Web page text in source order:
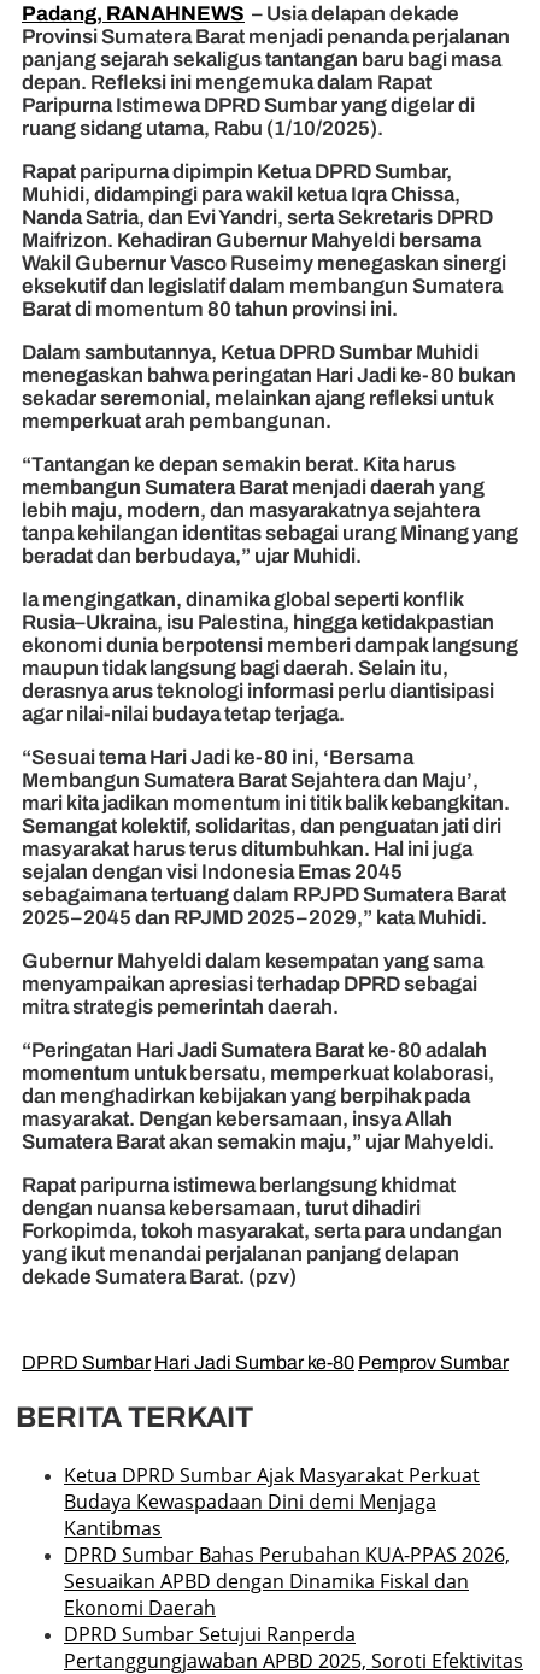
Padang, RANAHNEWS – Usia delapan dekade
Provinsi Sumatera Barat menjadi penanda perjalanan
panjang sejarah sekaligus tantangan baru bagi masa
depan. Refleksi ini mengemuka dalam Rapat
Paripurna Istimewa DPRD Sumbar yang digelar di
ruang sidang utama, Rabu (1/10/2025).
Rapat paripurna dipimpin Ketua DPRD Sumbar,
Muhidi, didampingi para wakil ketua Iqra Chissa,
Nanda Satria, dan Evi Yandri, serta Sekretaris DPRD
Maifrizon. Kehadiran Gubernur Mahyeldi bersama
Wakil Gubernur Vasco Ruseimy menegaskan sinergi
eksekutif dan legislatif dalam membangun Sumatera
Barat di momentum 80 tahun provinsi ini.
Dalam sambutannya, Ketua DPRD Sumbar Muhidi
menegaskan bahwa peringatan Hari Jadi ke-80 bukan
sekadar seremonial, melainkan ajang refleksi untuk
memperkuat arah pembangunan.
“Tantangan ke depan semakin berat. Kita harus
membangun Sumatera Barat menjadi daerah yang
lebih maju, modern, dan masyarakatnya sejahtera
tanpa kehilangan identitas sebagai urang Minang yang
beradat dan berbudaya,” ujar Muhidi.
Ia mengingatkan, dinamika global seperti konflik
Rusia–Ukraina, isu Palestina, hingga ketidakpastian
ekonomi dunia berpotensi memberi dampak langsung
maupun tidak langsung bagi daerah. Selain itu,
derasnya arus teknologi informasi perlu diantisipasi
agar nilai-nilai budaya tetap terjaga.
“Sesuai tema Hari Jadi ke-80 ini, ‘Bersama
Membangun Sumatera Barat Sejahtera dan Maju’,
mari kita jadikan momentum ini titik balik kebangkitan.
Semangat kolektif, solidaritas, dan penguatan jati diri
masyarakat harus terus ditumbuhkan. Hal ini juga
sejalan dengan visi Indonesia Emas 2045
sebagaimana tertuang dalam RPJPD Sumatera Barat
2025–2045 dan RPJMD 2025–2029,” kata Muhidi.
Gubernur Mahyeldi dalam kesempatan yang sama
menyampaikan apresiasi terhadap DPRD sebagai
mitra strategis pemerintah daerah.
“Peringatan Hari Jadi Sumatera Barat ke-80 adalah
momentum untuk bersatu, memperkuat kolaborasi,
dan menghadirkan kebijakan yang berpihak pada
masyarakat. Dengan kebersamaan, insya Allah
Sumatera Barat akan semakin maju,” ujar Mahyeldi.
Rapat paripurna istimewa berlangsung khidmat
dengan nuansa kebersamaan, turut dihadiri
Forkopimda, tokoh masyarakat, serta para undangan
yang ikut menandai perjalanan panjang delapan
dekade Sumatera Barat. (pzv)
DPRD Sumbar Hari Jadi Sumbar ke-80 Pemprov Sumbar
BERITA TERKAIT
Ketua DPRD Sumbar Ajak Masyarakat Perkuat
Budaya Kewaspadaan Dini demi Menjaga
Kantibmas
DPRD Sumbar Bahas Perubahan KUA-PPAS 2026,
Sesuaikan APBD dengan Dinamika Fiskal dan
Ekonomi Daerah
DPRD Sumbar Setujui Ranperda
Pertanggungjawaban APBD 2025, Soroti Efektivitas